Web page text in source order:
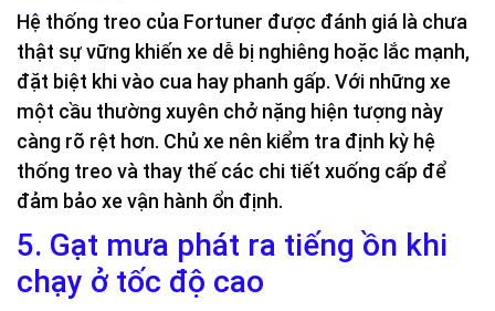
Hệ thống treo của Fortuner được đánh giá là chưa
thật sự vững khiến xe dễ bị nghiêng hoặc lắc mạnh,
đặt biệt khi vào cua hay phanh gấp. Với những xe
một cầu thường xuyên chở nặng hiện tượng này
càng rõ rệt hơn. Chủ xe nên kiểm tra định kỳ hệ
thống treo và thay thế các chi tiết xuống cấp để
đảm bảo xe vận hành ổn định.
5. Gạt mưa phát ra tiếng ồn khi
chạy ở tốc độ cao